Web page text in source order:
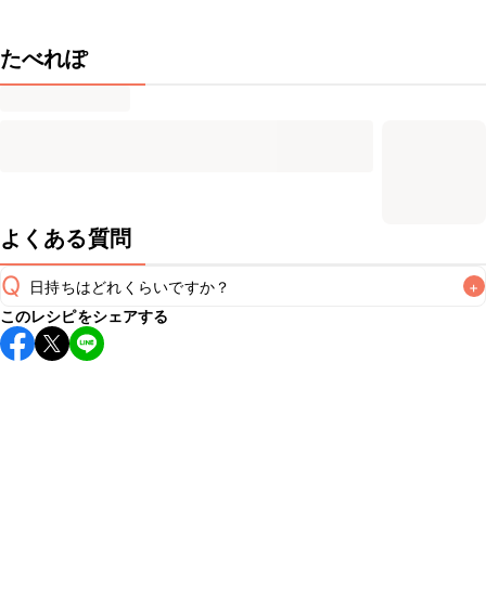
たべれぽ
よくある質問
Q 日持ちはどれくらいですか？ +
こちらのレシピは出来たてをお召し上がりいただくことをお
すすめします。
このレシピをシェアする